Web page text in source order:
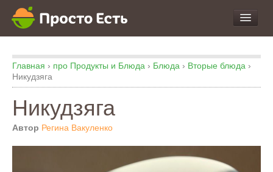
про Еду
про Кухню
про Экспертизу
Главная › про Продукты и Блюда › Блюда › Вторые блюда ›
Никудзяга
Никудзяга
Автор Регина Вакуленко